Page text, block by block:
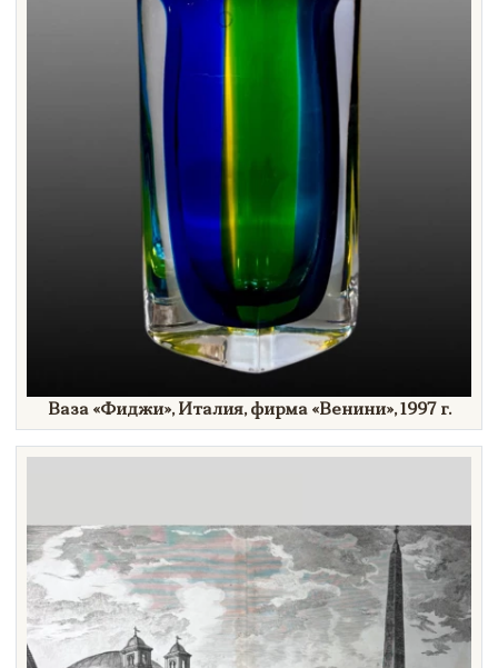
Ваза «Фиджи»,Италия, фирма «Венини», 1997 г.